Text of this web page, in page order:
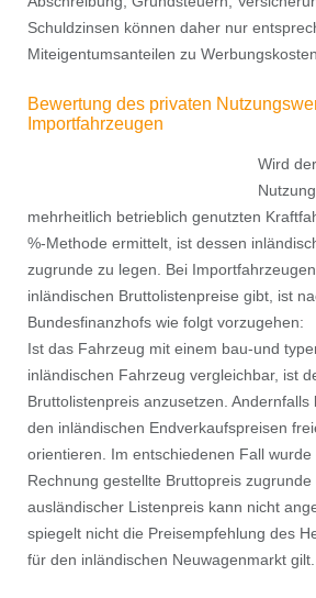
Schuldzinsen können daher nur
Miteigentumsanteilen zu
Bewertung des privaten
Importfahrzeugen
Wird
mehrheitlich betrieblich genutzten
%-Methode ermittelt, ist dessen
zugrunde zu legen. Bei
inländischen Bruttolistenpreise gibt, ist
Bundesfinanzhofs wie folgt vorzugehen:
Ist das Fahrzeug mit einem bau-und
inländischen Fahrzeug vergleichbar, ist
Bruttolistenpreis anzusetzen. Andernfalls
den inländischen Endverkaufspreisen
orientieren. Im entschiedenen Fall wurde
Rechnung gestellte Bruttopreis zugrunde
ausländischer Listenpreis kann nicht
spiegelt nicht die Preisempfehlung des
für den inländischen Neuwagenmarkt gilt.